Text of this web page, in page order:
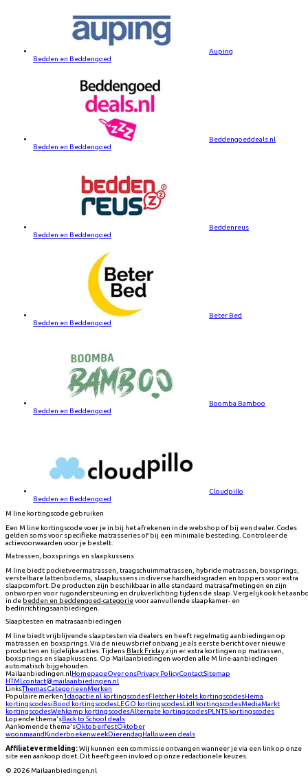
Auping
Bedden en Beddengoed
Beddengoeddeals.nl
Bedden en Beddengoed
Beddenreus
Bedden en Beddengoed
Beter Bed
Bedden en Beddengoed
Boomba Bamboo
Bedden en Beddengoed
Cloudpillo
Bedden en Beddengoed
M line kortingscode gebruiken
Een M line kortingscode voer je in bij het afrekenen in de webshop of bij een dealer. Codes
gelden soms voor specifieke matrasseries of bij een minimale besteding. Controleer de
actievoorwaarden voor je bestelt.
Matrassen, boxsprings en slaapkussens
M line biedt pocketveermatrassen, traagschuimmatrassen, hybride matrassen, boxsprings,
verstelbare lattenbodems, slaapkussens in diverse hardheidsgraden en toppers voor extra
slaapcomfort. De producten zijn beschikbaar in alle standaard matrasafmetingen en zijn
ontworpen voor rugondersteuning en drukverlichting tijdens de slaap. Vergelijk ook het
in de bedden en beddengoed-categorievoor aanvullende slaapkamer- en
bedinrichtingsaanbiedingen.
Slaaptesten en matrasaanbiedingen
M line biedt vrijblijvende slaaptesten via dealers en heeft regelmatig aanbiedingen op
matrassen en boxsprings. Via de nieuwsbrief ontvang je als eerste bericht over nieuwe
producten en tijdelijke acties. Tijdens Black Fridayzijn er extra kortingen op matrassen,
boxsprings en slaapkussens. Op Mailaanbiedingen worden alle M line-aanbiedingen
automatisch bijgehouden.
Mailaanbiedingen.nlHomepageOver onsPrivacy PolicyContactSitemap
HTMLcontact@mailaanbiedingen.nl
LinksThemasCategorieenMerken
Populaire merken1dagactie.nl kortingscodesFletcher Hotels kortingscodesHema
kortingscodesiBood kortingscodesLEGO kortingscodesLidl kortingscodesMediaMarkt
kortingscodesWehkamp kortingscodesAlternate kortingscodesPLNTS kortingscodes
Lopende thema'sBack to School deals
Aankomende thema'sOktoberfestOktober
woonmaand KinderboekenweekDierendag Halloween deals
Affiliatevermelding:Wij kunnen een commissie ontvangen wanneer je via een link op onze
site een aankoop doet. Dit heeft geen invloed op onze redactionele keuzes.
© 2026 Mailaanbiedingen.nl